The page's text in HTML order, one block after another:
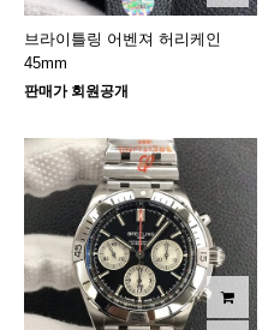
브라이틀링 어벤져 허리케인
45mm
판매가 회원공개